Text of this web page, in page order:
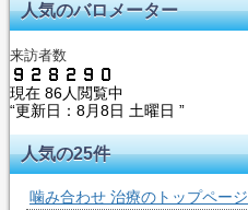
人気のバロメーター
来訪者数
現在 86人閲覧中
“更新日： 8月8日 土曜日 ”
人気の25件
噛み合わせ 治療のトップページ